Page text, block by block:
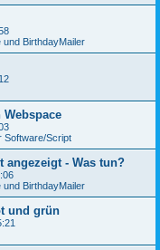
und BirthdayMailer
Software/Script
angezeigt - Was tun?
und BirthdayMailer
und grün